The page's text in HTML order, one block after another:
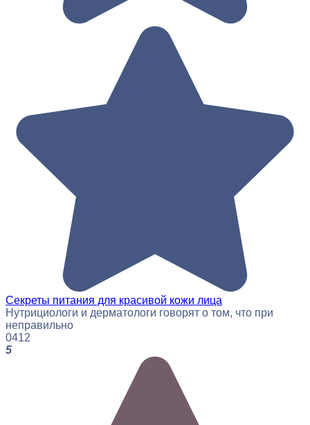
Секреты питания для красивой кожи лица
Нутрициологи и дерматологи говорят о том, что при
неправильно
0412
5